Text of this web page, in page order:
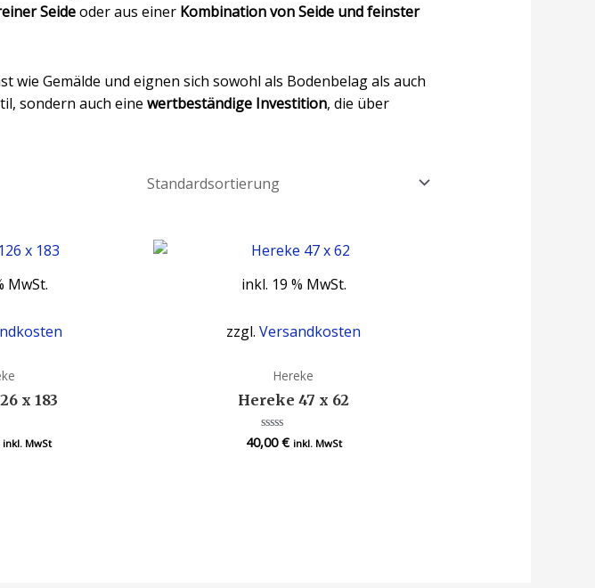
Seideoder aus einer Kombination von Seide und feinster
Gemälde und eignen sich sowohl als Bodenbelag als auch
sondern auch eine wertbeständige Investition, die über
MwSt.
x 183
inkl. MwSt
inkl. 19 % MwSt.
zzgl.Versandkosten
Hereke
Hereke 47 x 62
Bewertet
mit
40,00€ inkl. MwSt